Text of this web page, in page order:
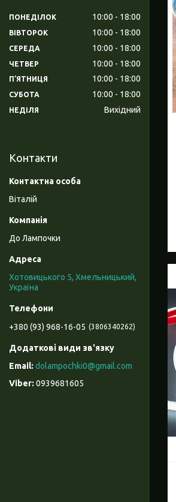
ПОНЕДІЛОК 10:00 18:00
ВІВТОРОК 10:00 18:00
СЕРЕДА 10:00 18:00
ЧЕТВЕР 10:00 18:00
ПʼЯТНИЦЯ 10:00 18:00
СУБОТА 10:00 18:00
НЕДІЛЯ Вихідний
Контакти
Віталій
До Лампочки
Хотовицького 5, Хмельницький,
Україна
+380 (93) 968-16-05 3806340262
dolampochki0@gmail.com
0939681605